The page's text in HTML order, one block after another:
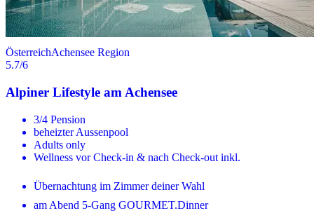
ÖsterreichAchensee Region
5.7/6
Alpiner Lifestyle am Achensee
3/4 Pension
beheizter Aussenpool
Adults only
Wellness vor Check-in & nach Check-out inkl.
Übernachtung im Zimmer deiner Wahl
am Abend 5-Gang GOURMET.Dinner